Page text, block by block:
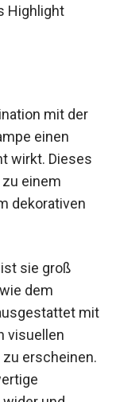
Highlight
mit der
einen
wirkt. Dieses
einem
dekorativen
sie groß
dem
mit
visuellen
erscheinen.